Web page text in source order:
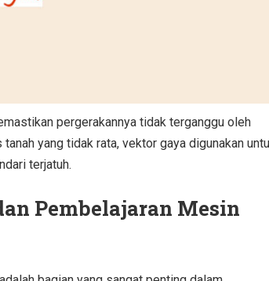
pergerakannya tidak terganggu oleh
yang tidak rata, vektor gaya digunakan
terjatuh.
Pembelajaran Mesin